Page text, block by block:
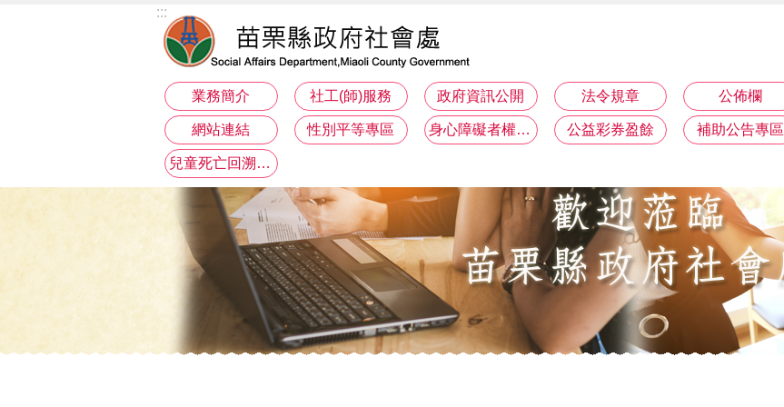
:::
業務簡介 社工(師)服務 政府資訊公開 法令規章 公佈欄
網站連結 性別平等專區 身心障礙者權利公約(CRPD)專區 公益彩券盈餘 補助公告專區
兒童死亡回溯分析